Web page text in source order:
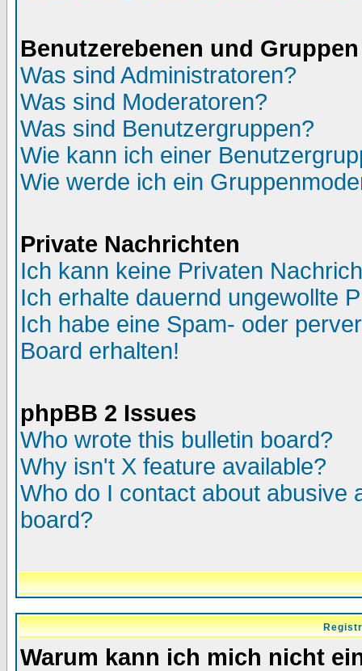
Benutzerebenen und Gruppen
Was sind Administratoren?
Was sind Moderatoren?
Was sind Benutzergruppen?
Wie kann ich einer
Wie werde ich ein
Private Nachrichten
Ich kann keine Privaten
Ich erhalte dauernd ungewollte
Ich habe eine Spam- oder
Board erhalten!
phpBB 2 Issues
Who wrote this bulletin board?
Why isn't X feature available?
Who do I contact about abusive
board?
Warum kann ich mich nicht